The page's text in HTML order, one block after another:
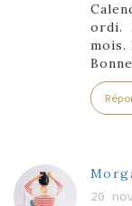
ordi.
mois.
20